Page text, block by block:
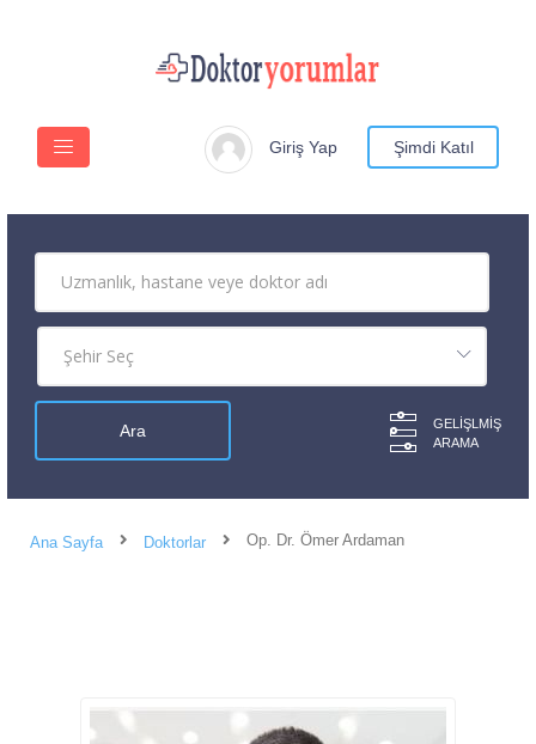
Giriş Yap Şimdi Katıl
GELIŞLMIŞ
ARAMA
Ana Sayfa Doktorlar Op. Dr. Ömer Ardaman